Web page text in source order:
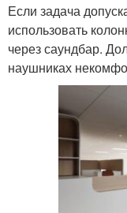
Если задача
использовать
через саундбар.
наушниках